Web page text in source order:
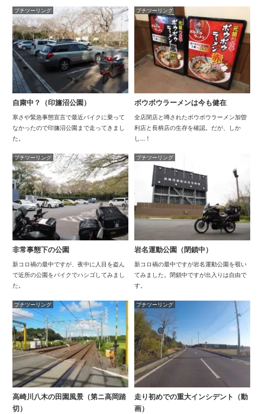
プチツーリング
自粛中？（印旛沼公園）
寒さや緊急事態宣言で最近バイクに乗って
なかったので印旛沼公園まで走ってきまし
た。
プチツーリング
ボウボウラーメンは今も健在
全店閉店と噂されたボウボウラーメン加曽
利店と長柄店の生存を確認。だが、しか
し…！
プチツーリング
非常事態下の公園
新コロ禍の最中ですが、夜中に人目を盗ん
で近所の公園をバイクでハシゴしてみまし
た。
プチツーリング
岩名運動公園（閉鎖中）
新コロ禍の最中ですが岩名運動公園を覗い
てみました。閉鎖中ですが出入りは自由で
す。
プチツーリング
高崎川八木の田園風景（第ニ高岡踏
切）
プチツーリング
走り初めでの重大インシデント（動
画）